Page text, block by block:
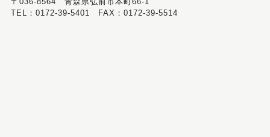
TEL：0172-39-5401 FAX：0172-39-5514